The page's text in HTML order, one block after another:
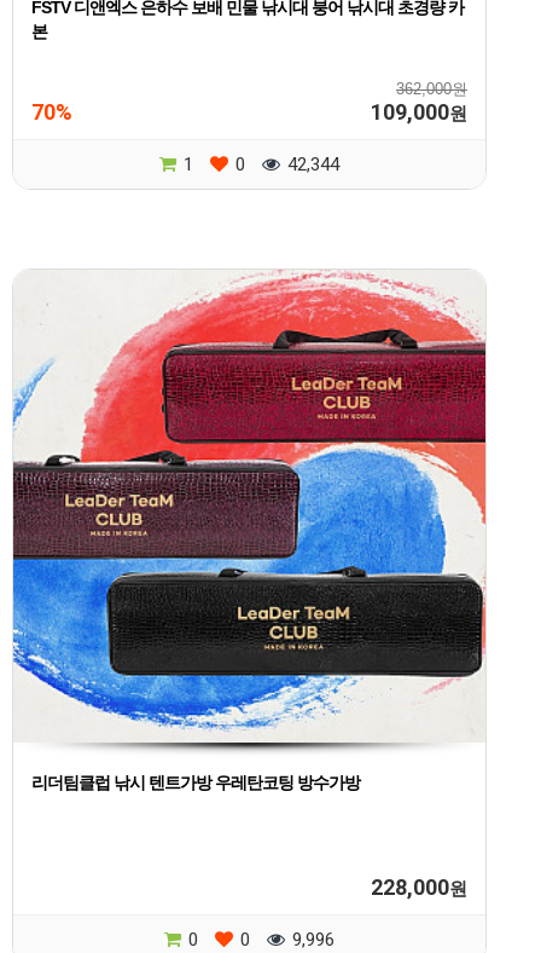
FSTV 디앤엑스 은하수 보배 민물 낚시대 붕어 낚시대 초경량 카
본
362,000원
70% 109,000원
1 0 42,344
리더팀클럽 낚시 텐트가방 우레탄코팅 방수가방
228,000원
0 0 9,996